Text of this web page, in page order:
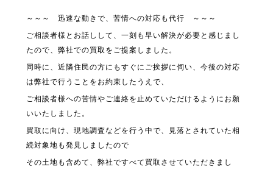
～～～ 迅速な動きで、苦情への対応も代行 ～～～
ご相談者様とお話しして、一刻も早い解決が必要と感じまし
たので、弊社での買取をご提案しました。
同時に、近隣住民の方にもすぐにご挨拶に伺い、今後の対応
は弊社で行うことをお約束したうえで、
ご相談者様への苦情やご連絡を止めていただけるようにお願
いいたしました。
買取に向け、現地調査などを行う中で、見落とされていた相
続対象地も発見しましたので
その土地も含めて、弊社ですべて買取させていただきまし